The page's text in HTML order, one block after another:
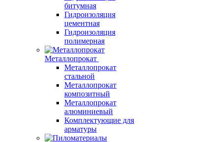
битумная
Гидроизоляция
цементная
Гидроизоляция
полимерная
Металлопрокат
Металлопрокат
стальной
Металлопрокат
композитный
Металлопрокат
алюминиевый
Комплектующие для
арматуры